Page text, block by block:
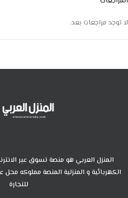
لا توجد مراجعات بعد.
المنزل العربي هو منصة تسوق عبر
الكهربائية و المنزلية المنصة مملوكه
للتجارة